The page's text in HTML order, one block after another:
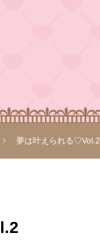
夢は叶えられる♡Vol.2